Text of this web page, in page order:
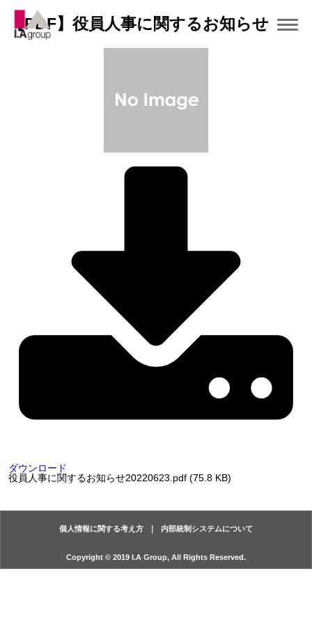
【PDF】役員人事に関するお知らせ
ダウンロード
役員人事に関するお知らせ20220623.pdf (75.8 KB)
個人情報に関する考え方 内部統制システムについて
Copyright © 2019 I.A Group, All Rights Reserved.